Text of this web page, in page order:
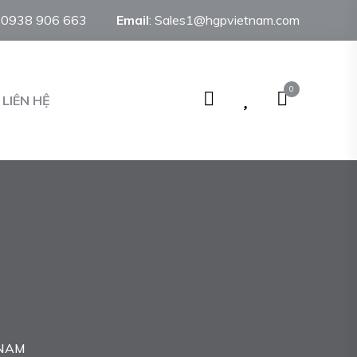
0938 906 663 Email: Sales1@hgpvietnam.com
LIÊN HỆ
0